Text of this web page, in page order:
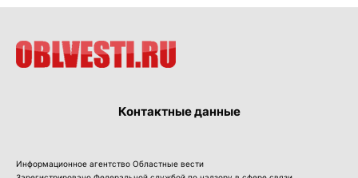
Контактные данные
Информационное агентство Областные вести